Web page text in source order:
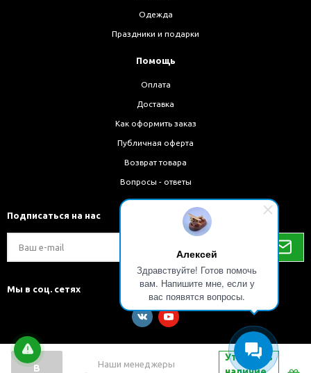
Алексей
Здравствуйте! Готов помочь
вам. Напишите мне, если у
вас появятся вопросы.
Уточнить
В
Наши менеджеры
Одежда
Праздники и подарки
Помощь
Оплата
Доставка
Как оформить заказ
Публичная оферта
Возврат товара
Вопросы - ответы
Подписаться на нас
Мы в соц. сетях